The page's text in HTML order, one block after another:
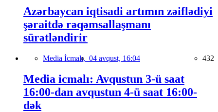
Azərbaycan iqtisadi artımın zəiflədiyi
şəraitdə rəqəmsallaşmanı
sürətləndirir
Media İcmalı, 04 avqust, 16:04 432
Media icmalı: Avqustun 3-ü saat
16:00-dan avqustun 4-ü saat 16:00-
dək